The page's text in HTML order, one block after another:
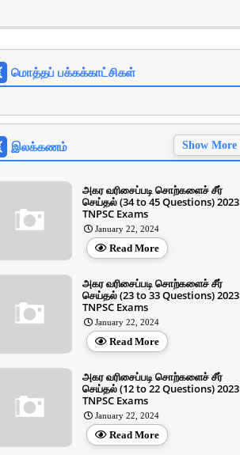
மொத்தப் பக்கக்காட்சிகள்
இலக்கணம் Show More
அகர வரிசைப்படி சொற்களைச் சீர்
செய்தல் (34 to 45 Questions) 2023
TNPSC Exams
January 22, 2024
Read More
அகர வரிசைப்படி சொற்களைச் சீர்
செய்தல் (23 to 33 Questions) 2023
TNPSC Exams
January 22, 2024
Read More
அகர வரிசைப்படி சொற்களைச் சீர்
செய்தல் (12 to 22 Questions) 2023
TNPSC Exams
January 22, 2024
Read More